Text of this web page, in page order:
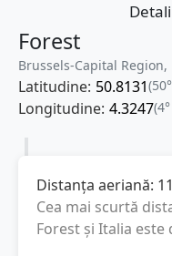
Forest
Brussels-Capital Region,
Latitudine: 50.8131
Longitudine: 4.3247
Distanța aeriană:
Cea mai scurtă
Forest și Italia este